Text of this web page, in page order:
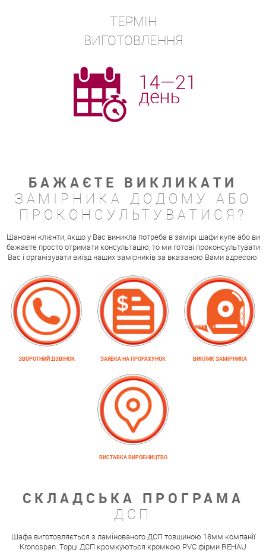
ТЕРМІН
ВИГОТОВЛЕННЯ
БАЖАЄТЕ ВИКЛИКАТИ
ЗАМІРНИКА ДОДОМУ АБО
ПРОКОНСУЛЬТУВАТИСЯ?
Шановні клієнти, якщо у Вас виникла потреба в замірі шафи купе або ви
бажаєте просто отримати консультацію, то ми готові проконсультувати
Вас і організувати виїзд наших замірників за вказаною Вами адресою.
ЗВОРОТНИЙ ДЗВІНОК ЗАЯВКА НА ПРОРАХУНОК ВИКЛИК ЗАМІРНИКА
ВИСТАВКА ВИРОБНИЦТВО
СКЛАДСЬКА ПРОГРАМА
ДСП
Шафа виготовляється з ламінованого ДСП товщиною 18мм компанії
Kronospan. Торці ДСП кромкуються кромкою PVC фірми REHAU